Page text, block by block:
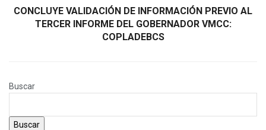
CONCLUYE VALIDACIÓN DE INFORMACIÓN PREVIO AL
TERCER INFORME DEL GOBERNADOR VMCC:
COPLADEBCS
Buscar
Buscar